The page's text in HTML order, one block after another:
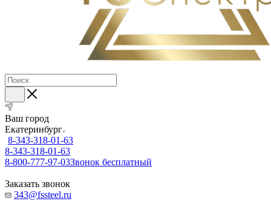
Ваш город
Екатеринбург
8-343-318-01-63
8-343-318-01-63
8-800-777-97-03Звонок бесплатный
Заказать звонок
343@fssteel.ru